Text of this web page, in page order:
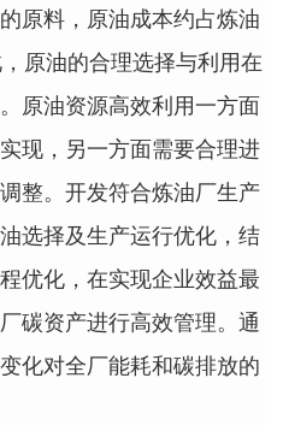
原料，原油成本约占炼油
原油的合理选择与利用在
原油资源高效利用一方面
现，另一方面需要合理进
整。开发符合炼油厂生产
选择及生产运行优化，结
优化，在实现企业效益最
碳资产进行高效管理。通
化对全厂能耗和碳排放的